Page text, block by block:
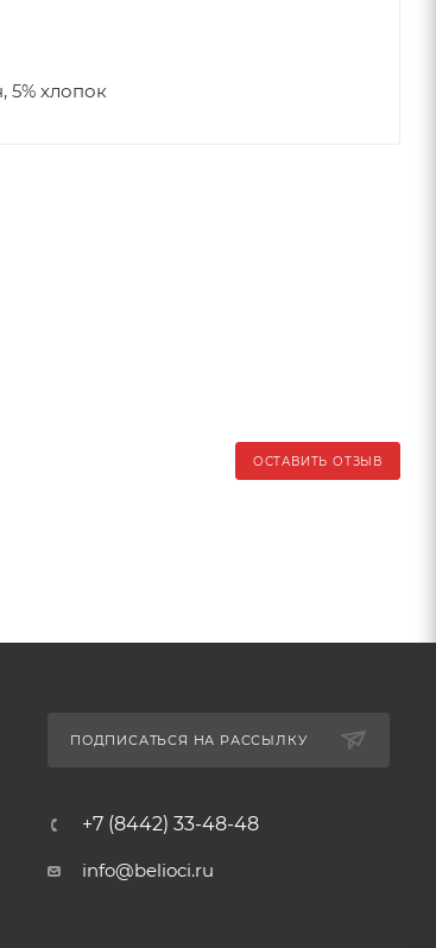
5% хлопок
ОСТАВИТЬ ОТЗЫВ
ПОДПИСАТЬСЯ НА РАССЫЛКУ
+7 (8442) 33-48-48
info@belioci.ru